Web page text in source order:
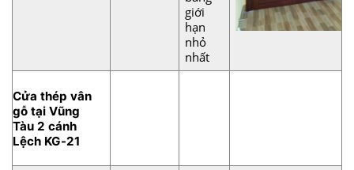
giới
hạn
nhỏ
nhất
Cửa thép vân
gỗ tại Vũng
Tàu 2 cánh
Lệch KG-21